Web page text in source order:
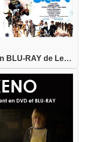
Tentez de gagner des DVD et un BLU-RAY de Les Cr...